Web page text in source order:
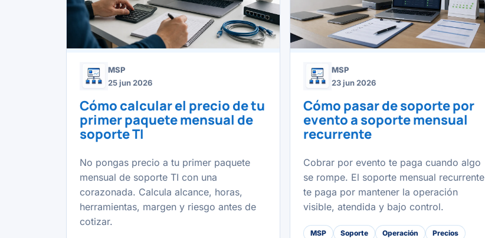
MSP
25 jun 2026
Cómo calcular el precio de tu
primer paquete mensual de
soporte TI
No pongas precio a tu primer paquete
mensual de soporte TI con una
corazonada. Calcula alcance, horas,
herramientas, margen y riesgo antes de
cotizar.
MSP
23 jun 2026
Cómo pasar de soporte por
evento a soporte mensual
recurrente
Cobrar por evento te paga cuando algo
se rompe. El soporte mensual recurrente
te paga por mantener la operación
visible, atendida y bajo control.
MSP Soporte Operación
Precios